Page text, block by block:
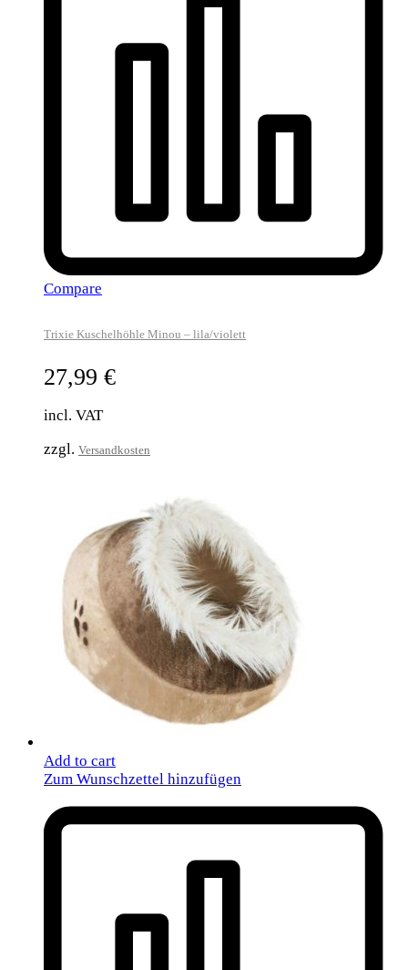
Compare
Trixie Kuschelhöhle Minou – lila/violett
27,99 €
incl. VAT
zzgl. Versandkosten
Add to cart
Zum Wunschzettel hinzufügen